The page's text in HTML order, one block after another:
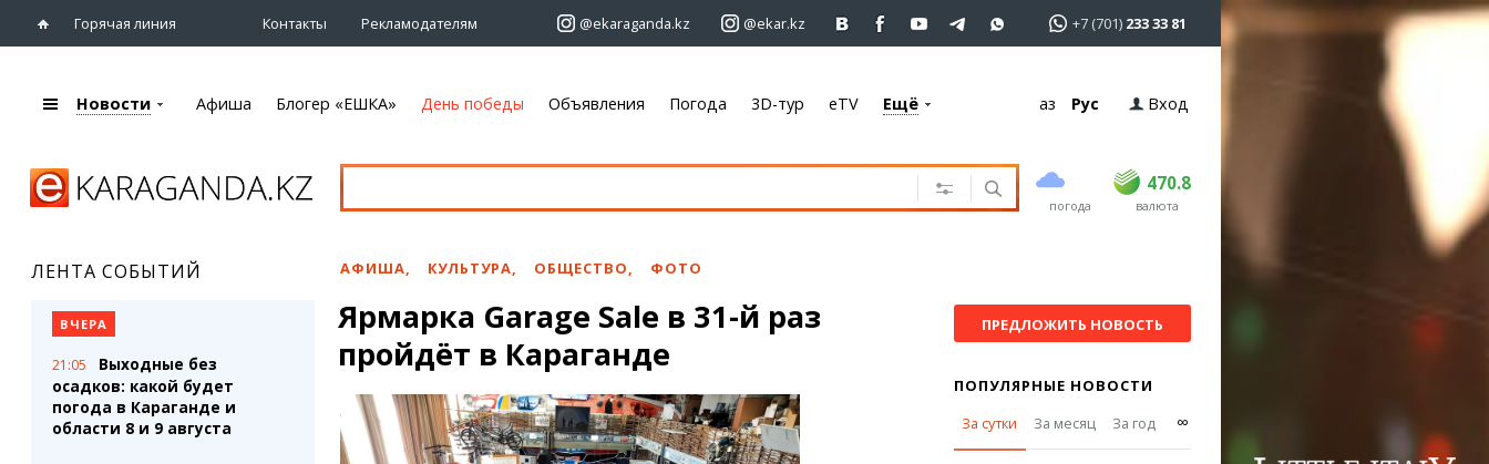
Горячая линия Контакты Рекламодателям @ekaraganda.kz @ekar.kz +7 (701) 233 33 81
Караганды
eTV
Рассылка новостей
Персоны
Интервью
Афиша
Театры
Спорт
Выставки
Цирк и зоопарк
Объявления
Автомобили
Услуги
Электроника
Мебель
Карты
Погода
Новости Афиша Блогер «ЕШКА» День победы Объявления Погода 3D-тур eTV Ещё Қаз Рус Вход
погода
470.8
USD 468.5 470.8
EUR валюта
ЛЕНТА СОБЫТИЙ
ВЧЕРА
21:05
Выходные без
осадков: какой будет
погода в Караганде и
области 8 и 9 августа
АФИША, КУЛЬТУРА, ОБЩЕСТВО, ФОТО
Ярмарка Garage Sale в 31-й раз
пройдёт в Караганде
ПРЕДЛОЖИТЬ НОВОСТЬ
ПОПУЛЯРНЫЕ НОВОСТИ
За сутки
За месяц За год ∞